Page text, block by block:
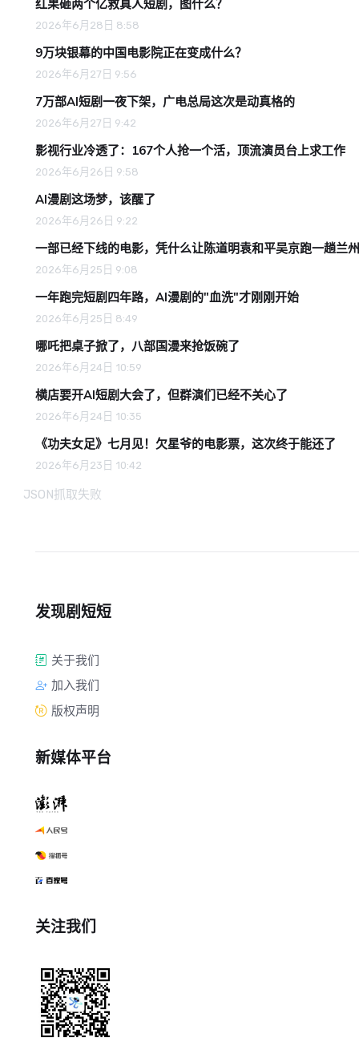
红果砸两个亿救真人短剧，图什么？
2026年6月28日 8:58
9万块银幕的中国电影院正在变成什么？
2026年6月27日 9:56
7万部AI短剧一夜下架，广电总局这次是动真格的
2026年6月27日 9:42
影视行业冷透了：167个人抢一个活，顶流演员台上求工作
2026年6月26日 9:58
AI漫剧这场梦，该醒了
2026年6月26日 9:22
一部已经下线的电影，凭什么让陈道明袁和平吴京跑一趟兰
2026年6月25日 9:08
一年跑完短剧四年路，AI漫剧的"血洗"才刚刚开始
2026年6月25日 8:49
哪吒把桌子掀了，八部国漫来抢饭碗了
2026年6月24日 10:59
横店要开AI短剧大会了，但群演们已经不关心了
2026年6月24日 10:35
《功夫女足》七月见！欠星爷的电影票，这次终于能还了
2026年6月23日 10:42
JSON抓取失败
发现剧短短
关于我们
加入我们
版权声明
新媒体平台
关注我们